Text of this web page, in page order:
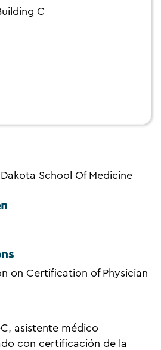
C
School Of Medicine
on Certification of Physician
C, asistente médico
con certificación de la